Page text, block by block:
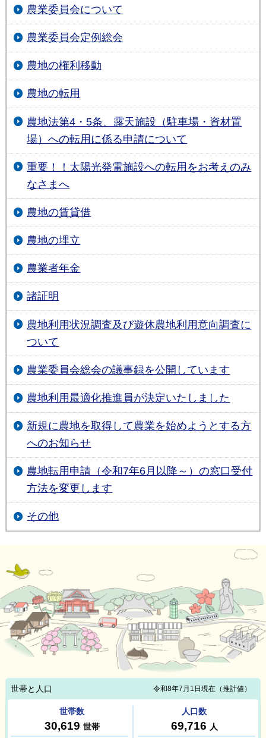
農業委員会について
農業委員会定例総会
農地の権利移動
農地の転用
農地法第4・5条、露天施設（駐車場・資材置
場）への転用に係る申請について
重要！！太陽光発電施設への転用をお考えのみ
なさまへ
農地の賃貸借
農地の埋立
農業者年金
諸証明
農地利用状況調査及び遊休農地利用意向調査に
ついて
農業委員会総会の議事録を公開しています
農地利用最適化推進員が決定いたしました
新規に農地を取得して農業を始めようとする方
へのお知らせ
農地転用申請（令和7年6月以降～）の窓口受付
方法を変更します
その他